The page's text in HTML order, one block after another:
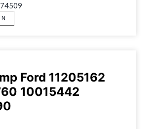
Ford 11205162
10015442